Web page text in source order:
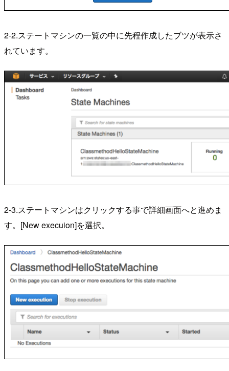
2-2.ステートマシンの一覧の中に先程作成したブツが表示さ
れています。
2-3.ステートマシンはクリックする事で詳細画面へと進めま
す。[New execuion]を選択。